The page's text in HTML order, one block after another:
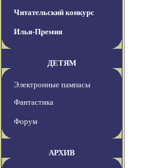
Читательский конкурс
Илья-Премия
ДЕТЯМ
Электронные пампасы
Фантастика
Форум
АРХИВ